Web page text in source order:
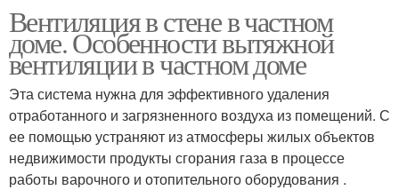
Вентиляция в стене в частном
доме. Особенности вытяжной
вентиляции в частном доме
Эта система нужна для эффективного удаления
отработанного и загрязненного воздуха из помещений. С
ее помощью устраняют из атмосферы жилых объектов
недвижимости продукты сгорания газа в процессе
работы варочного и отопительного оборудования .